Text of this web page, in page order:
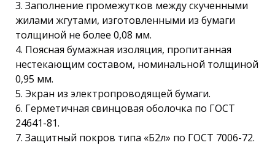
3. Заполнение промежутков между скученными
жилами жгутами, изготовленными из бумаги
толщиной не более 0,08 мм.
4. Поясная бумажная изоляция, пропитанная
нестекающим составом, номинальной толщиной
0,95 мм.
5. Экран из электропроводящей бумаги.
6. Герметичная свинцовая оболочка по ГОСТ
24641-81.
7. Защитный покров типа «Б2л» по ГОСТ 7006-72.